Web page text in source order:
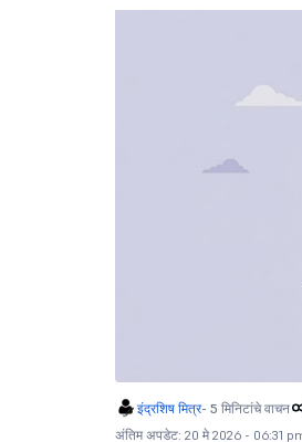
इंद्रशिष मित्र- 5 मिनिटांचे वाचन
अंतिम अपडेट: 20 मे 2026 - 06:31